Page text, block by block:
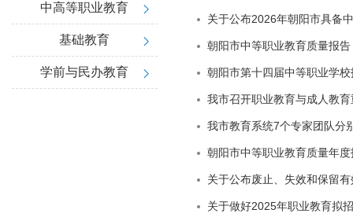
中高等职业教育
基础教育
学前与民办教育
关于公布2026年朝阳市具备
朝阳市中等职业教育质量报
朝阳市第十四届中等职业学
我市召开职业教育与成人教
我市教育系统7个专家团队分
朝阳市中等职业教育质量年
关于公布废止、失效和保留
关于做好2025年职业教育拟